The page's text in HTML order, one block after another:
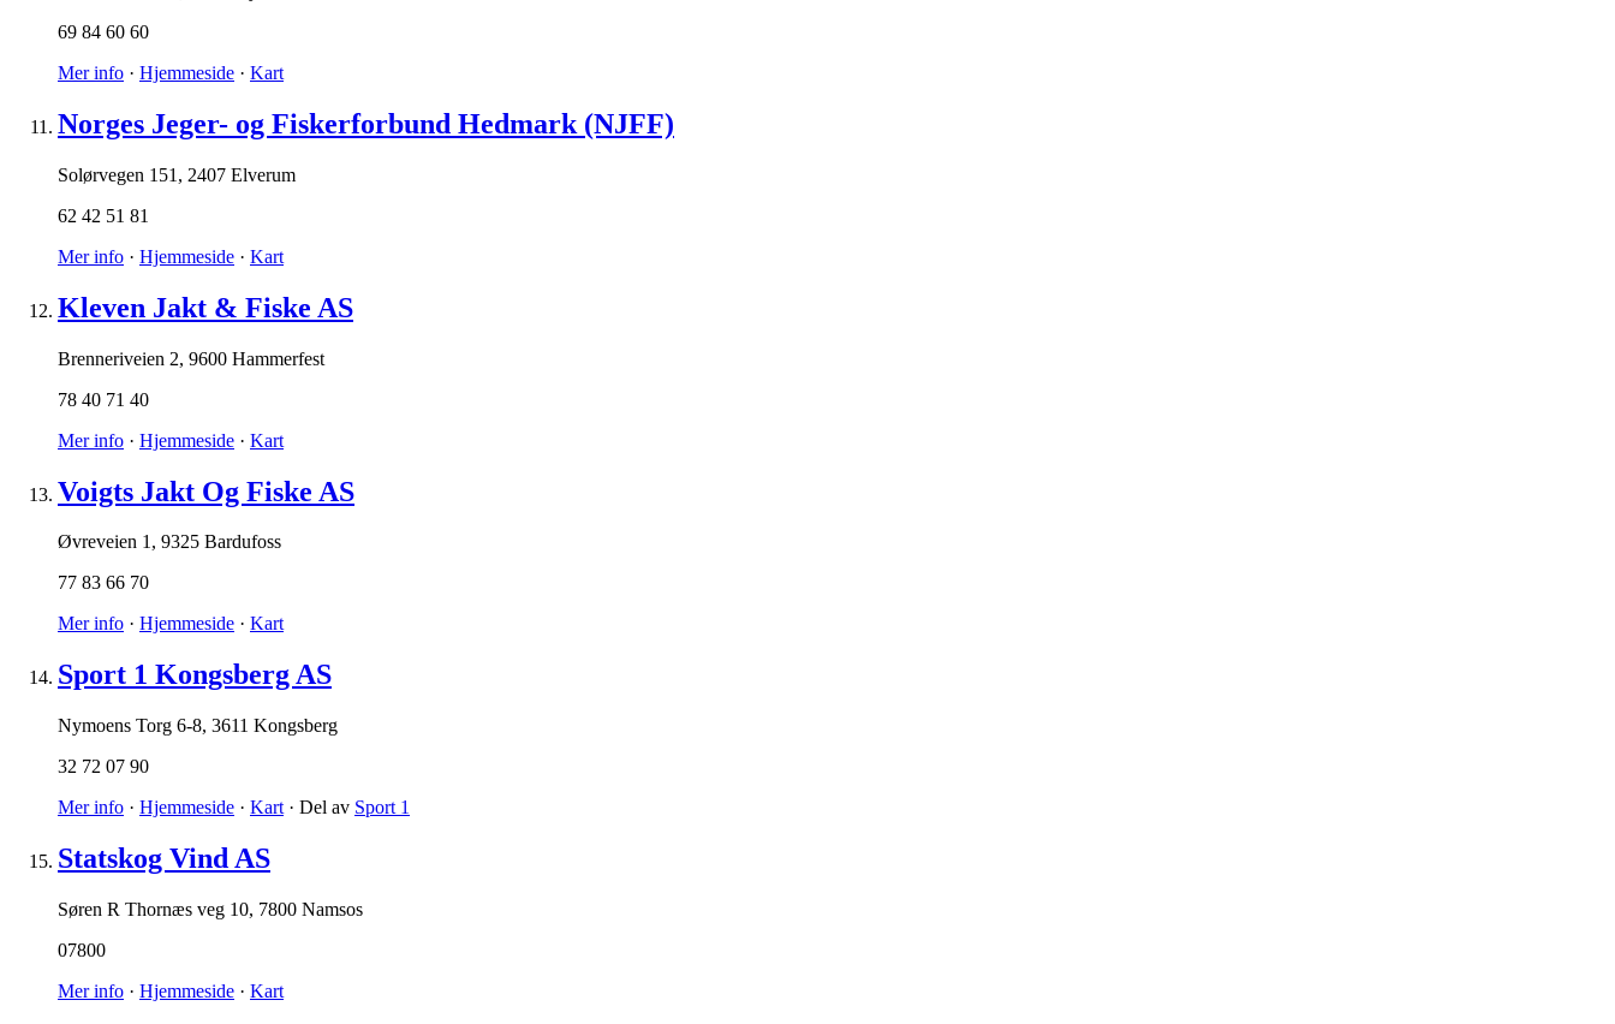
69 84 60 60
Mer info · Hjemmeside · Kart
Norges Jeger- og Fiskerforbund Hedmark (NJFF)
Solørvegen 151 , 2407 Elverum
62 42 51 81
Mer info · Hjemmeside · Kart
Kleven Jakt & Fiske AS
Brenneriveien 2, 9600 Hammerfest
78 40 71 40
Mer info · Hjemmeside · Kart
Voigts Jakt Og Fiske AS
Øvreveien 1, 9325 Bardufoss
77 83 66 70
Mer info · Hjemmeside · Kart
Sport 1 Kongsberg AS
Nymoens Torg 6-8, 3611 Kongsberg
32 72 07 90
Mer info · Hjemmeside · Kart · Del av Sport 1
Statskog Vind AS
Søren R Thornæs veg 10, 7800 Namsos
07800
Mer info · Hjemmeside · Kart